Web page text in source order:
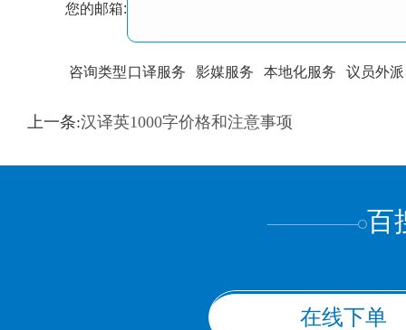
您的邮箱:
咨询类型口译服务 影媒服务 本地化服务 议员外派
训翻译 标准级 专业级 出版级
上一条:汉译英1000字价格和注意事项
百
在线下单